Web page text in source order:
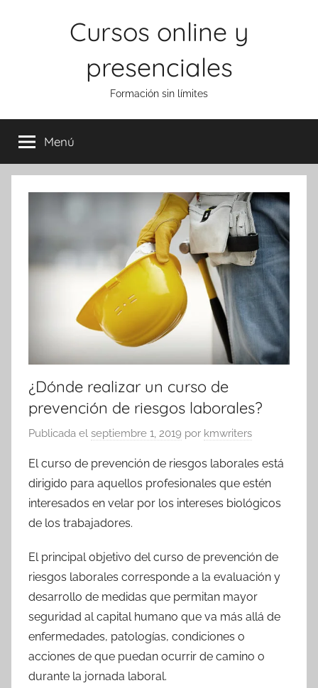
Cursos online y
presenciales
Formación sin límites
Menú
¿Dónde realizar un curso de
prevención de riesgos laborales?
Publicada el septiembre 1, 2019 por kmwriters
El curso de prevención de riesgos laborales está
dirigido para aquellos profesionales que estén
interesados en velar por los intereses biológicos
de los trabajadores.
El principal objetivo del curso de prevención de
riesgos laborales corresponde a la evaluación y
desarrollo de medidas que permitan mayor
seguridad al capital humano que va más allá de
enfermedades, patologías, condiciones o
acciones de que puedan ocurrir de camino o
durante la jornada laboral.